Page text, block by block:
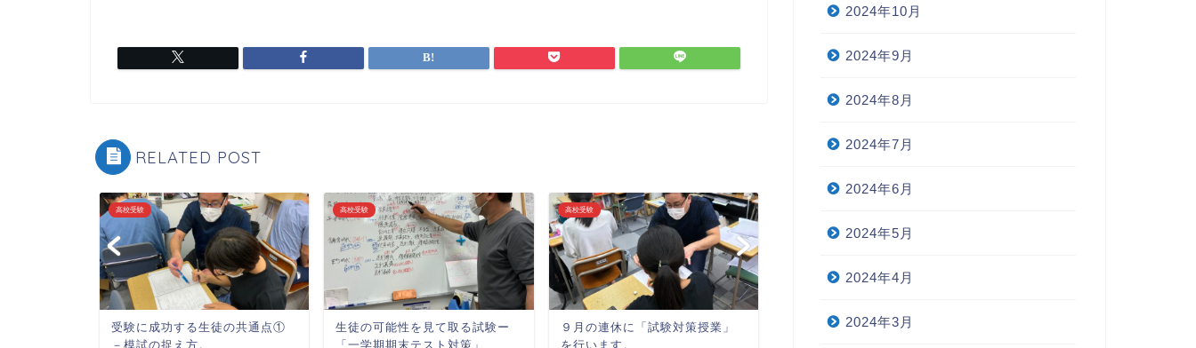
RELATED POST
高校受験
受験に成功する生徒の共通点①
－模試の捉え方。
高校受験
生徒の可能性を見て取る試験ー
「一学期期末テスト対策」
高校受験
９月の連休に「試験対策授業」
を行います。
心温まる、ペーパータオルの差
2024年10月
2024年9月
2024年8月
2024年7月
2024年6月
2024年5月
2024年4月
2024年3月